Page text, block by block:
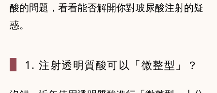
酸的問題，看看能否解開你對玻尿酸注射的疑
1. 注射透明質酸可以「微整型」？